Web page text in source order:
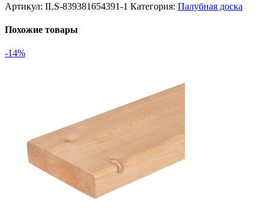
Артикул: ILS-839381654391-1 Категория: Палубная доска
Похожие товары
-14%